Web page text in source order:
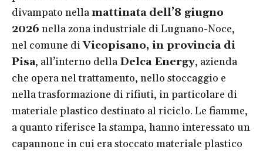
divampato nellamattinata dell’8 giugno
2026 nella zona industriale di Lugnano-Noce,
nel comune diVicopisano, in provincia di
Pisa, all’interno della Delca Energy, azienda
che opera nel trattamento, nello stoccaggio e
nella trasformazione di rifiuti, in particolare di
materiale plastico destinato al riciclo. Le fiamme,
a quanto riferisce la stampa, hanno interessato un
capannone in cui era stoccato materiale plastico